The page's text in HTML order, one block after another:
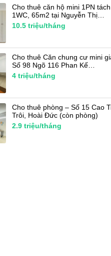
Cho thuê căn hộ mini 1PN tách
1WC, 65m2 tại Nguyễn Thị…
10.5 triệu/tháng
Cho thuê Căn chung cư mini
Số 98 Ngõ 116 Phan Kế…
4 triệu/tháng
Cho thuê phòng – Số 15 Cao
Trôi, Hoài Đức (còn phòng)
2.9 triệu/tháng